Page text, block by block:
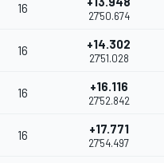
16
27'50.674
16 +14.302
27'51.028
16 +16.116
27'52.842
16 +17.771
27'54.497